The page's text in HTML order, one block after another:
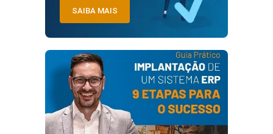
SAIBA MAIS